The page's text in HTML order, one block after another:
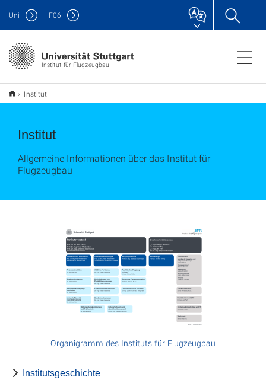
Institut für Flugzeugbau
Uni F06
Institut
Institut
Allgemeine Informationen über das Institut für
Flugzeugbau
Organigramm des Instituts für Flugzeugbau
Institutsgeschichte